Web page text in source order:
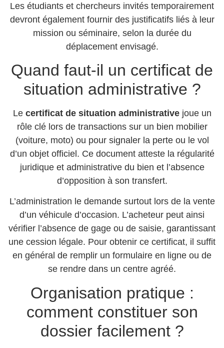
Les étudiants et chercheurs invités temporairement
devront également fournir des justificatifs liés à leur
mission ou séminaire, selon la durée du
déplacement envisagé.
Quand faut-il un certificat de
situation administrative ?
Le certificat de situation administrativejoue un
rôle clé lors de transactions sur un bien mobilier
(voiture, moto) ou pour signaler la perte ou le vol
d’un objet officiel. Ce document atteste la régularité
juridique et administrative du bien et l’absence
d’opposition à son transfert.
L’administration le demande surtout lors de la vente
d’un véhicule d’occasion. L’acheteur peut ainsi
vérifier l’absence de gage ou de saisie, garantissant
une cession légale. Pour obtenir ce certificat, il suffit
en général de remplir un formulaire en ligne ou de
se rendre dans un centre agréé.
Organisation pratique :
comment constituer son
dossier facilement ?